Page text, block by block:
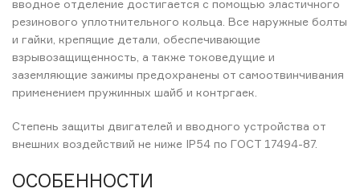
вводное отделение достигается с помощью эластичного
резинового уплотнительного кольца. Все наружные болты
и гайки, крепящие детали, обеспечивающие
взрывозащищенность, а также токоведущие и
заземляющие зажимы предохранены от самоотвинчивания
применением пружинных шайб и контргаек.
Степень защиты двигателей и вводного устройства от
внешних воздействий не ниже IP54 по ГОСТ 17494-87.
ОСОБЕННОСТИ